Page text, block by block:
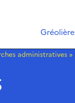
administratives »